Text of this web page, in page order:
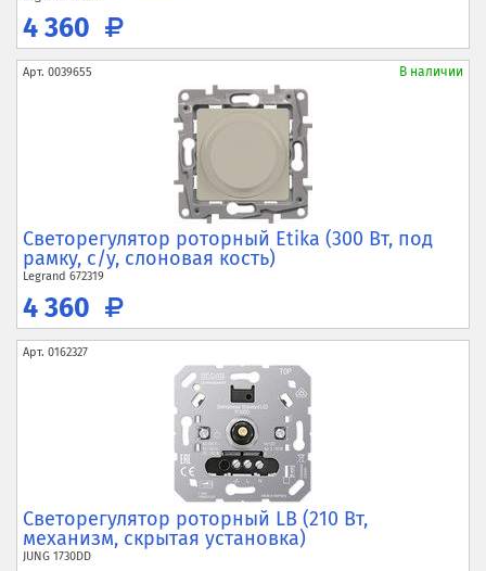
4 360
Арт. 0039655 В наличии
Светорегулятор роторный Etika (300 Вт, под
рамку, с/у, слоновая кость)
Legrand 672319
4 360
Арт. 0162327
Светорегулятор роторный LB (210 Вт,
механизм, скрытая установка)
JUNG 1730DD